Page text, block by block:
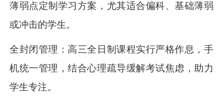
薄弱点定制学习方案，尤其适合偏科、基础薄弱
或冲击的学生。
全封闭管理：高三全日制课程实行严格作息，手
机统一管理，结合心理疏导缓解考试焦虑，助力
学生专注。